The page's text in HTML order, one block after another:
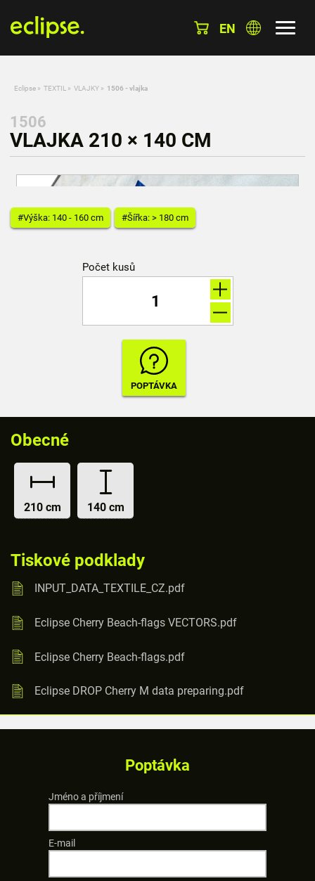
EN
Eclipse » TEXTIL » VLAJKY » 1506 - vlajka
1506
VLAJKA 210 × 140 CM
#Výška: 140 - 160 cm #Šířka: > 180 cm
Počet kusů
Obecné
210 cm 140 cm
Tiskové podklady
INPUT_DATA_TEXTILE_CZ.pdf
Eclipse Cherry Beach-flags VECTORS.pdf
Eclipse Cherry Beach-flags.pdf
Eclipse DROP Cherry M data preparing.pdf
Poptávka
Jméno a příjmení
E-mail